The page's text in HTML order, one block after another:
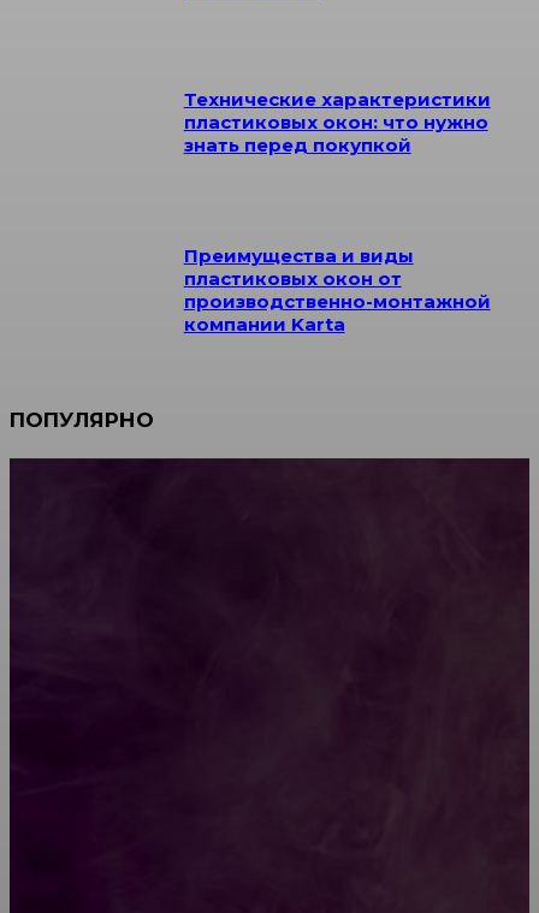
Технические характеристики
пластиковых окон: что нужно
знать перед покупкой
Преимущества и виды
пластиковых окон от
производственно-монтажной
компании Karta
ПОПУЛЯРНО